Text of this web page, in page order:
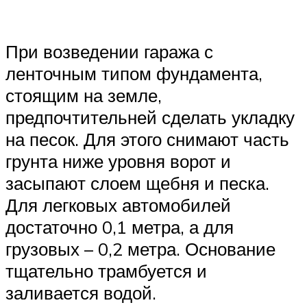
При возведении гаража с
ленточным типом фундамента,
стоящим на земле,
предпочтительней сделать укладку
на песок. Для этого снимают часть
грунта ниже уровня ворот и
засыпают слоем щебня и песка.
Для легковых автомобилей
достаточно 0,1 метра, а для
грузовых – 0,2 метра. Основание
тщательно трамбуется и
заливается водой.